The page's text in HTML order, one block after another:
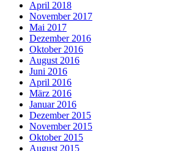
April 2018
November 2017
Mai 2017
Dezember 2016
Oktober 2016
August 2016
Juni 2016
April 2016
März 2016
Januar 2016
Dezember 2015
November 2015
Oktober 2015
August 2015